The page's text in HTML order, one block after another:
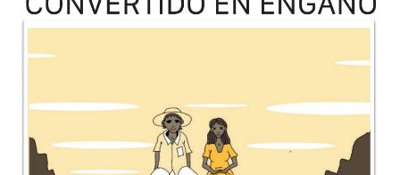
TODOS LOS SUPLEMENTOS